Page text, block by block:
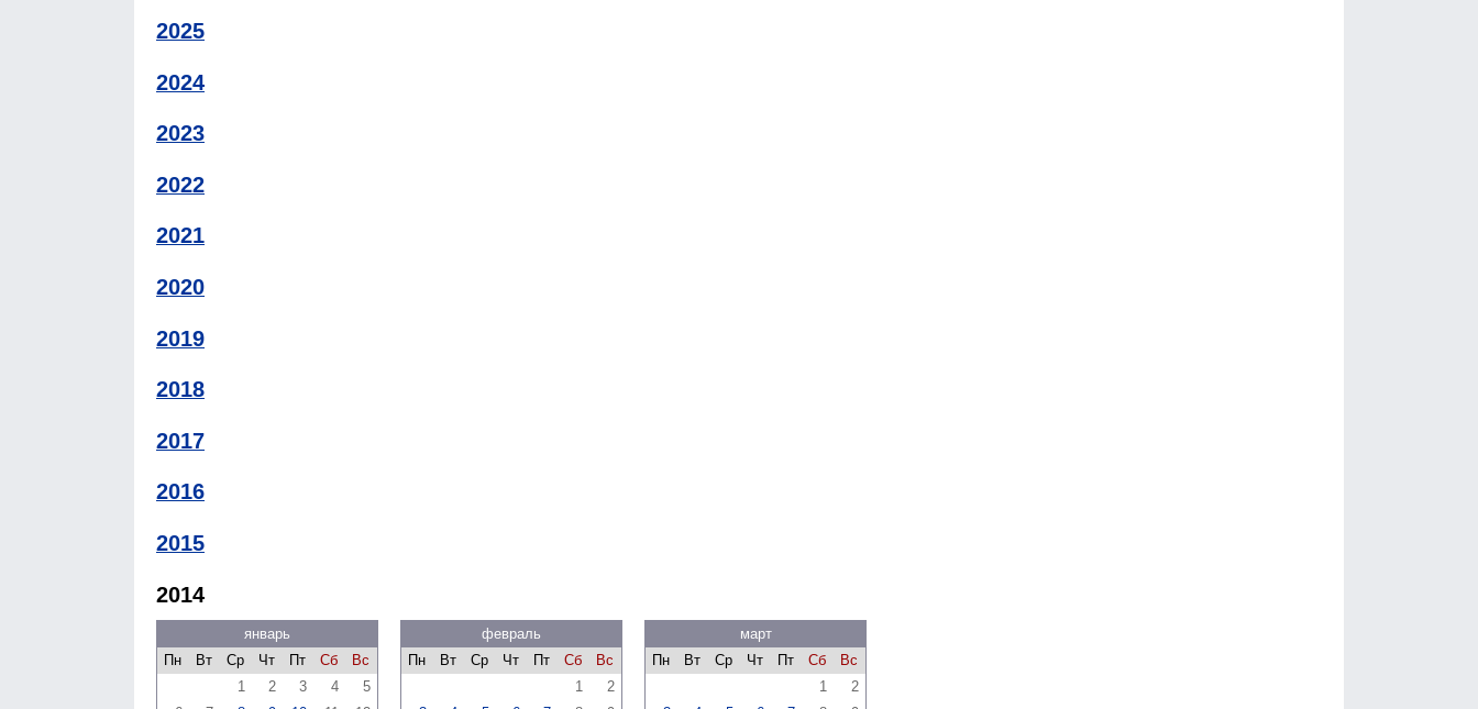
2025
2024
2023
2022
2021
2020
2019
2018
2017
2016
2015
2014
январь
Пн
Вт Ср Чт Пт Сб
Вс
1
2 3 4
5
февраль
Пн
Вт Ср Чт Пт Сб
Вс
1
2
март
Пн
Вт Ср Чт Пт Сб
Вс
1
2